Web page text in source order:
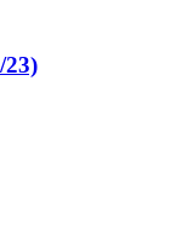
23)